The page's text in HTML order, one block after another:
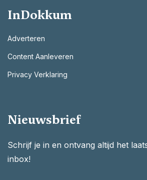
InDokkum
Adverteren
Content Aanleveren
Privacy Verklaring
Nieuwsbrief
Schrijf je in en ontvang altijd het
inbox!